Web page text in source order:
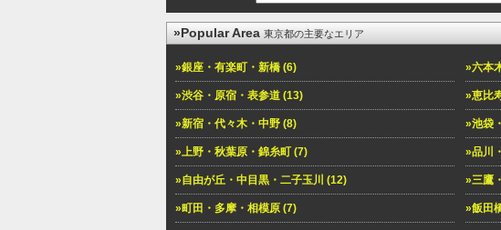
»Popular Area 東京都の主要なエリア
»銀座・有楽町・新橋 (6) »六本
»渋谷・原宿・表参道 (13) »恵比
»新宿・代々木・中野 (8) »池袋
»上野・秋葉原・錦糸町 (7) »品川
»自由が丘・中目黒・二子玉川 (12) »三鷹
»町田・多摩・相模原 (7) »飯田